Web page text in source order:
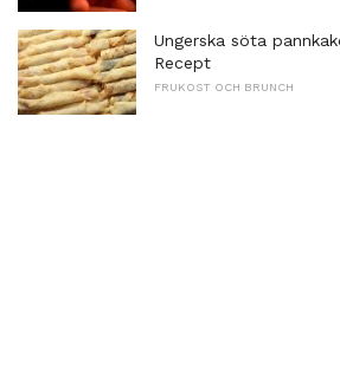
Ungerska söta
Recept
FRUKOST OCH BRUNCH